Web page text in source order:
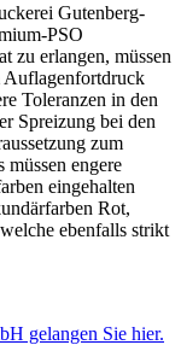
Gutenberg-
PSO
zu erlangen, müssen
Auflagenfortdruck
Toleranzen in den
Spreizung bei den
zum
engere
eingehalten
Rot,
ebenfalls strikt
gelangen Sie hier.